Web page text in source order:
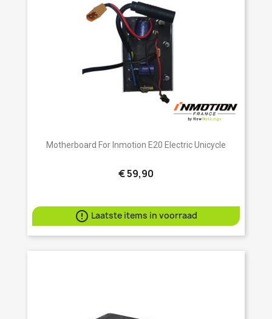
Motherboard For Inmotion E20 Electric Unicycle
€ 59,90
 Laatste items in voorraad